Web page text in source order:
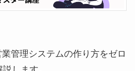
管理システムの作り方をゼロ